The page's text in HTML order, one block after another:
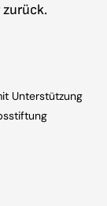
Unterstützung